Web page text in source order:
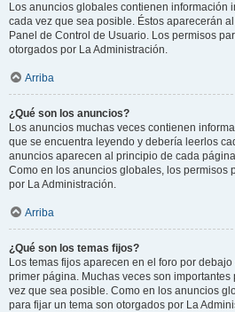
Los anuncios globales contienen información
cada vez que sea posible. Éstos aparecerán
Panel de Control de Usuario. Los permisos
otorgados por La Administración.
Arriba
¿Qué son los anuncios?
Los anuncios muchas veces contienen
que se encuentra leyendo y debería leerlos
anuncios aparecen al principio de cada
Como en los anuncios globales, los permisos
por La Administración.
Arriba
¿Qué son los temas fijos?
Los temas fijos aparecen en el foro por
primer página. Muchas veces son
vez que sea posible. Como en los anuncios
para fijar un tema son otorgados por La